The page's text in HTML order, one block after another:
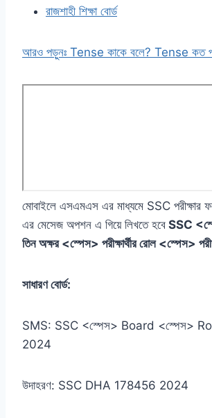
রাজশাহী শিক্ষা বোর্ড
আরও পড়ুনঃ Tense কাকে বলে? Tense কত
মোবাইলে এসএমএস এর মাধ্যমে SSC পরীক্ষার
এর মেসেজ অপশন এ গিয়ে লিখতে হবে SSC
তিন অক্ষর <স্পেস> পরীক্ষার্থীর রোল <স্পেস>
সাধারণ বোর্ড:
SMS: SSC <স্পেস> Board <স্পেস>
2024
উদাহরণ: SSC DHA 178456 2024